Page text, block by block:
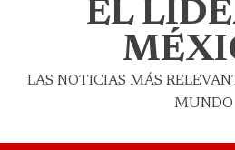
EL
LAS NOTICIAS MÁS
MUNDO